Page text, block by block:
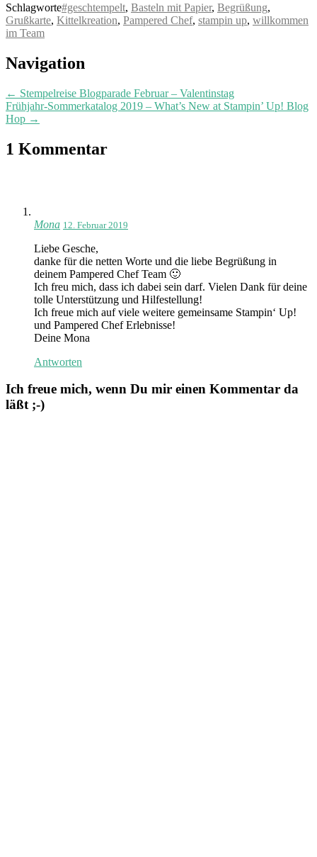
Schlagworte#geschtempelt, Basteln mit Papier, Begrüßung,
Grußkarte, Kittelkreation, Pampered Chef, stampin up, willkommen
im Team
Post
Navigation
← Stempelreise Blogparade Februar – Valentinstag
Frühjahr-Sommerkatalog 2019 – What’s New at Stampin’ Up! Blog
Hop →
1 Kommentar
Mona 12. Februar 2019
Liebe Gesche,
danke für die netten Worte und die liebe Begrüßung in
deinem Pampered Chef Team 🙂
Ich freu mich, dass ich dabei sein darf. Vielen Dank für deine
tolle Unterstützung und Hilfestellung!
Ich freue mich auf viele weitere gemeinsame Stampin‘ Up!
und Pampered Chef Erlebnisse!
Deine Mona
Antworten
Ich freue mich, wenn Du mir einen Kommentar da
läßt ;-)